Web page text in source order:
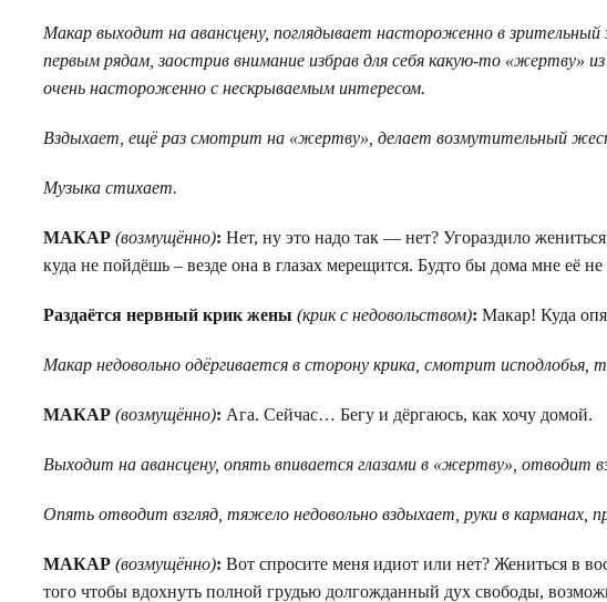
Макар выходит на авансцену, поглядывает настороженно в зрительный
первым рядам, заострив внимание избрав для себя какую-то «жертву»
очень настороженно с нескрываемым интересом.
Вздыхает, ещё раз смотрит на «жертву», делает возмутительный
Музыка стихает.
МАКАР (возмущённо): Нет, ну это надо так — нет? Угораздило
куда не пойдёшь – везде она в глазах мерещится. Будто бы дома мне её не
Раздаётся нервный крик жены(крик с недовольством):Макар! Куда
Макар недовольно одёргивается в сторону крика, смотрит исподлобья,
МАКАР (возмущённо): Ага. Сейчас… Бегу и дёргаюсь, как хочу домой.
Выходит на авансцену, опять впивается глазами в «жертву», отводит
Опять отводит взгляд, тяжело недовольно вздыхает, руки в карманах,
МАКАР (возмущённо): Вот спросите меня идиот или нет? Жениться в
того чтобы вдохнуть полной грудью долгожданный дух свободы,